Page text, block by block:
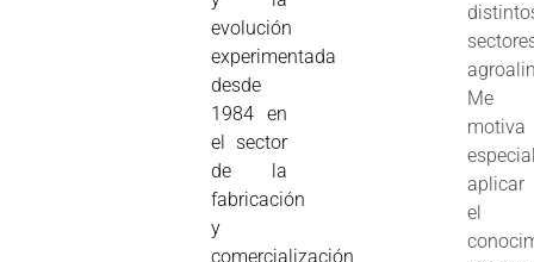
evolución
experimentada
desde
1984 en
el sector
de la
fabricación
y
comercialización
Me
motiva
aplicar
el